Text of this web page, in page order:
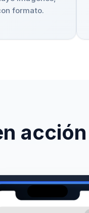
formato.
acción